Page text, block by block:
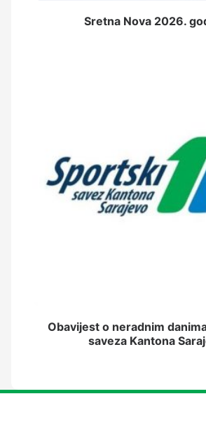
Sretna Nova 2026.
Obavijest o neradnim
saveza Kantona